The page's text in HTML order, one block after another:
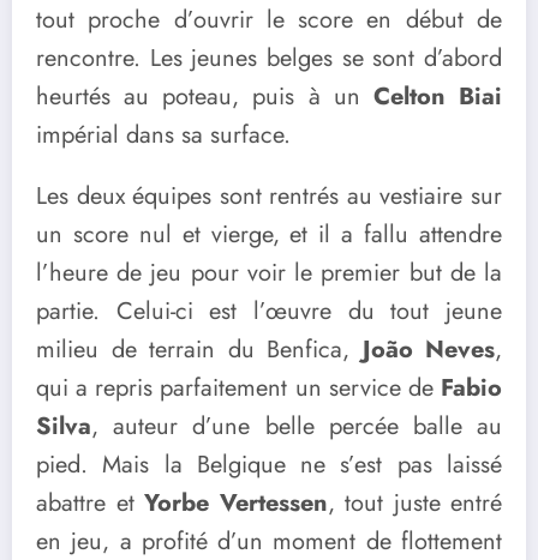
tout proche d’ouvrir le score en début de
rencontre. Les jeunes belges se sont d’abord
heurtés au poteau, puis à un Celton Biai
impérial dans sa surface.
Les deux équipes sont rentrés au vestiaire sur
un score nul et vierge, et il a fallu attendre
l’heure de jeu pour voir le premier but de la
partie. Celui-ci est l’œuvre du tout jeune
milieu de terrain du Benfica, João Neves,
qui a repris parfaitement un service deFabio
Silva, auteur d’une belle percée balle au
pied. Mais la Belgique ne s’est pas laissé
abattre et Yorbe Vertessen, tout juste entré
en jeu, a profité d’un moment de flottement